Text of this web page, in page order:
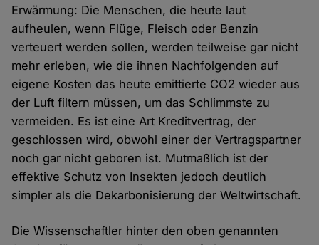
Erwärmung: Die Menschen, die heute laut
aufheulen, wenn Flüge, Fleisch oder Benzin
verteuert werden sollen, werden teilweise gar nicht
mehr erleben, wie die ihnen Nachfolgenden auf
eigene Kosten das heute emittierte CO2 wieder aus
der Luft filtern müssen, um das Schlimmste zu
vermeiden. Es ist eine Art Kreditvertrag, der
geschlossen wird, obwohl einer der Vertragspartner
noch gar nicht geboren ist. Mutmaßlich ist der
effektive Schutz von Insekten jedoch deutlich
simpler als die Dekarbonisierung der Weltwirtschaft.
Die Wissenschaftler hinter den oben genannten